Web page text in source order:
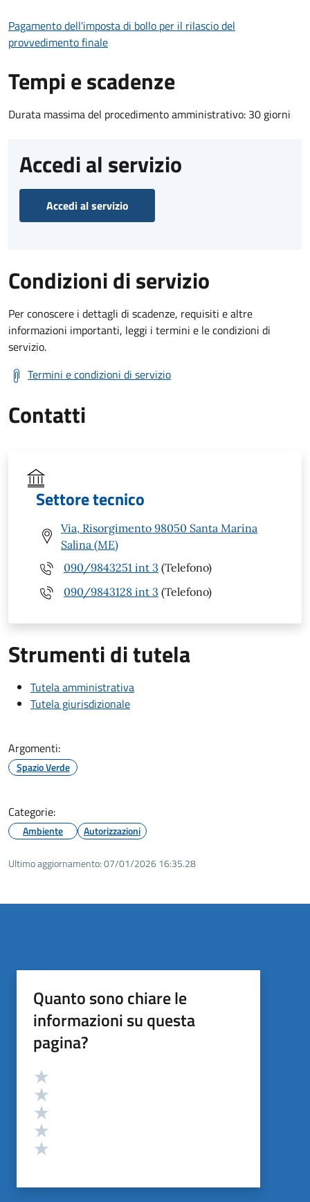
Pagamento dell'imposta di bollo per il rilascio del
provvedimento finale
Tempi e scadenze
Durata massima del procedimento amministrativo: 30 giorni
Accedi al servizio
Accedi al servizio
Condizioni di servizio
Per conoscere i dettagli di scadenze, requisiti e altre
informazioni importanti, leggi i termini e le condizioni di
servizio.
Termini e condizioni di servizio
Contatti
Settore tecnico
Via, Risorgimento 98050 Santa Marina
Salina (ME)
090/9843251 int 3 (Telefono)
090/9843128 int 3 (Telefono)
Strumenti di tutela
Tutela amministrativa
Tutela giurisdizionale
Argomenti:
Spazio Verde
Categorie:
Ambiente Autorizzazioni
Ultimo aggiornamento:07/01/2026 16:35.28
Quanto sono chiare le
informazioni su questa
pagina?
Valutazione